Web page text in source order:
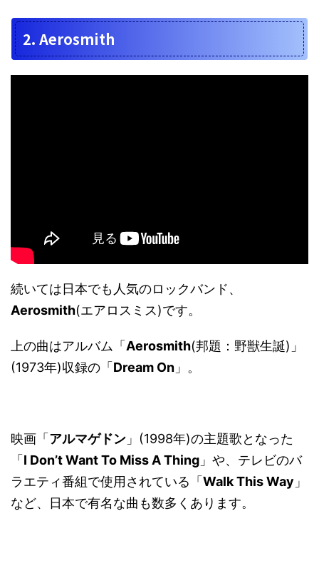
2. Aerosmith
続いては日本でも人気のロックバンド、
Aerosmith(エアロスミス)です。
上の曲はアルバム「Aerosmith(邦題：野獣生誕)」
(1973年)収録の「Dream On 」。
映画「アルマゲドン 」(1998年)の主題歌となった
「I Don’t Want To Miss A Thing 」や、テレビのバ
ラエティ番組で使用されている「Walk This Way 」
など、日本で有名な曲も数多くあります。